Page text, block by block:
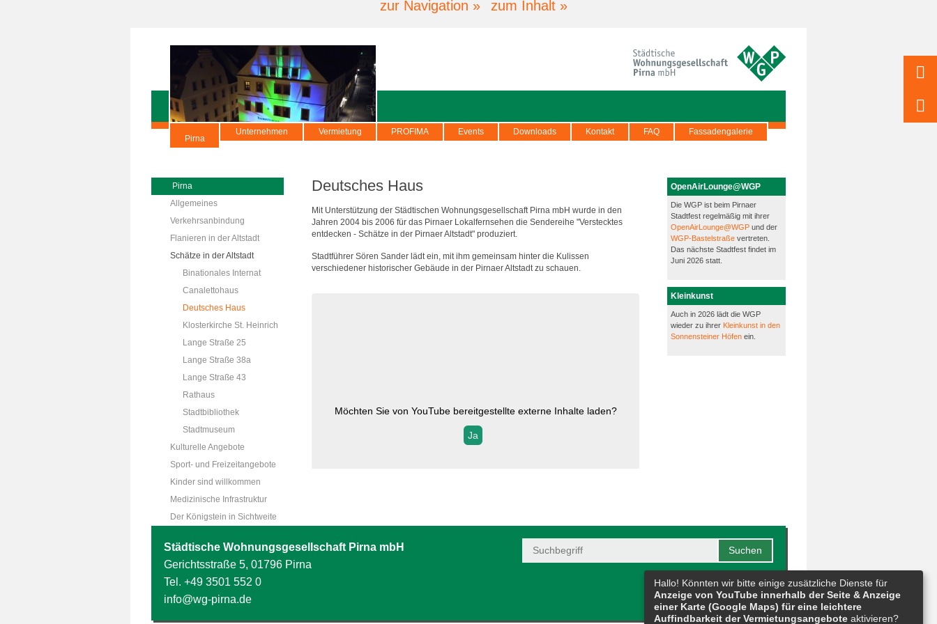
zur Navigation » zum Inhalt »
Pirna
Unternehmen Vermietung PROFIMA Events Downloads Kontakt FAQ Fassadengalerie
Pirna
Allgemeines
Verkehrsanbindung
Flanieren in der Altstadt
Schätze in der Altstadt
Binationales Internat
Canalettohaus
Deutsches Haus
Klosterkirche St. Heinrich
Lange Straße 25
Lange Straße 38a
Lange Straße 43
Rathaus
Stadtbibliothek
Stadtmuseum
Kulturelle Angebote
Sport- und Freizeitangebote
Kinder sind willkommen
Medizinische Infrastruktur
Der Königstein in Sichtweite
Deutsches Haus
Mit Unterstützung der Städtischen Wohnungsgesellschaft Pirna mbH wurde in den
Jahren 2004 bis 2006 für das Pirnaer Lokalfernsehen die Sendereihe "Verstecktes
entdecken - Schätze in der Pirnaer Altstadt" produziert.
Stadtführer Sören Sander lädt ein, mit ihm gemeinsam hinter die Kulissen
verschiedener historischer Gebäude in der Pirnaer Altstadt zu schauen.
Möchten Sie von YouTubebereitgestellte externe Inhalte laden?
Ja
OpenAirLounge@WGP
Die WGP ist beim Pirnaer
Stadtfest regelmäßig mit ihrer
OpenAirLounge@WGP und der
WGP-Bastelstraße vertreten.
Das nächste Stadtfest findet im
Juni 2026 statt.
Kleinkunst
Auch in 2026 lädt die WGP
wieder zu ihrer Kleinkunst in den
Sonnensteiner Höfen ein.
Städtische Wohnungsgesellschaft Pirna mbH
Gerichtsstraße 5, 01796 Pirna
Tel. +49 3501 552 0
info@wg-pirna.de
Hallo! Könnten wir bitte einige zusätzliche Dienste für
Anzeige von YouTube innerhalb der Seite & Anzeige
einer Karte (Google Maps) für eine leichtere
Auffindbarkeit der Vermietungsangebote aktivieren?